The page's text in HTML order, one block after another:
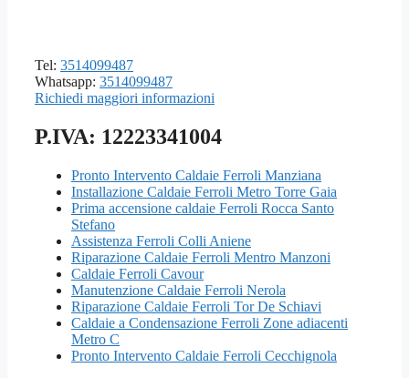
Tel: 3514099487
Whatsapp: 3514099487
Richiedi maggiori informazioni
P.IVA: 12223341004
Pronto Intervento Caldaie Ferroli Manziana
Installazione Caldaie Ferroli Metro Torre Gaia
Prima accensione caldaie Ferroli Rocca Santo
Stefano
Assistenza Ferroli Colli Aniene
Riparazione Caldaie Ferroli Mentro Manzoni
Caldaie Ferroli Cavour
Manutenzione Caldaie Ferroli Nerola
Riparazione Caldaie Ferroli Tor De Schiavi
Caldaie a Condensazione Ferroli Zone adiacenti
Metro C
Pronto Intervento Caldaie Ferroli Cecchignola